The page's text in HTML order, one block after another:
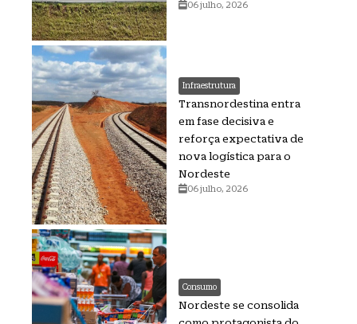
06 julho, 2026
Infraestrutura
Transnordestina entra
em fase decisiva e
reforça expectativa de
nova logística para o
Nordeste
06 julho, 2026
Consumo
Nordeste se consolida